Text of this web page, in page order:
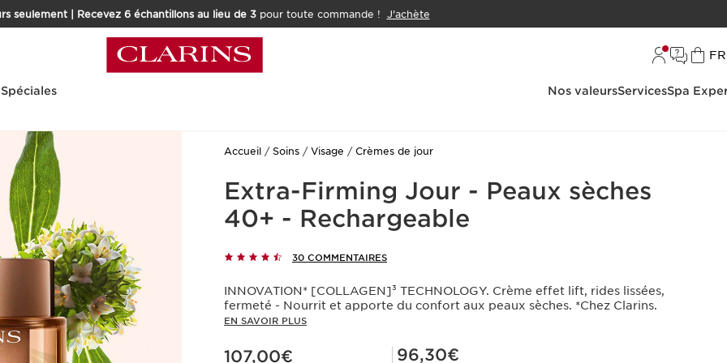
seulement | Recevez 6 échantillons au lieu de 3pour toute commande ! J'achète
FR
Nos valeursServicesSpa
Accueil Soins Visage Crèmes de jour
Extra-Firming Jour - Peaux sèches
40+ - Rechargeable
30 COMMENTAIRES
INNOVATION* [COLLAGEN]³ TECHNOLOGY. Crème effet lift, rides lissées,
fermeté - Nourrit et apporte du confort aux peaux sèches. *Chez Clarins.
EN SAVOIR PLUS
Nouveau prix 107,00€
107,00€ Prix Club Clarins 96,30€
96,30€